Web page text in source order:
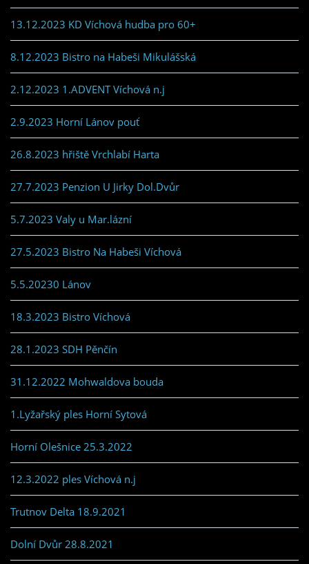
13.12.2023 KD Víchová hudba pro 60+
8.12.2023 Bistro na Habeši Mikulášská
2.12.2023 1.ADVENT Víchová n.j
2.9.2023 Horní Lánov pouť
26.8.2023 hřiště Vrchlabí Harta
27.7.2023 Penzion U Jirky Dol.Dvůr
5.7.2023 Valy u Mar.lázní
27.5.2023 Bistro Na Habeši Víchová
5.5.20230 Lánov
18.3.2023 Bistro Víchová
28.1.2023 SDH Pěnčín
31.12.2022 Mohwaldova bouda
1.Lyžařský ples Horní Sytová
Horní Olešnice 25.3.2022
12.3.2022 ples Víchová n.j
Trutnov Delta 18.9.2021
Dolní Dvůr 28.8.2021